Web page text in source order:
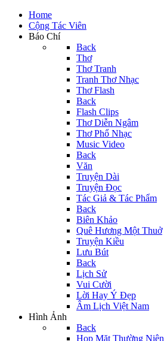
Home
Cộng Tác Viên
Báo Chí
Back
Thơ
Thơ Tranh
Tranh Thơ Nhạc
Thơ Flash
Back
Flash Clips
Thơ Diễn Ngâm
Thơ Phổ Nhạc
Music Video
Back
Văn
Truyện Dài
Truyện Đọc
Tác Giả & Tác Phẩm
Back
Biên Khảo
Quê Hương Một Thuở
Truyện Kiều
Lưu Bút
Back
Lịch Sử
Vui Cười
Lời Hay Ý Đẹp
Âm Lịch Việt Nam
Hình Ảnh
Back
Họp Mặt Thường Niên